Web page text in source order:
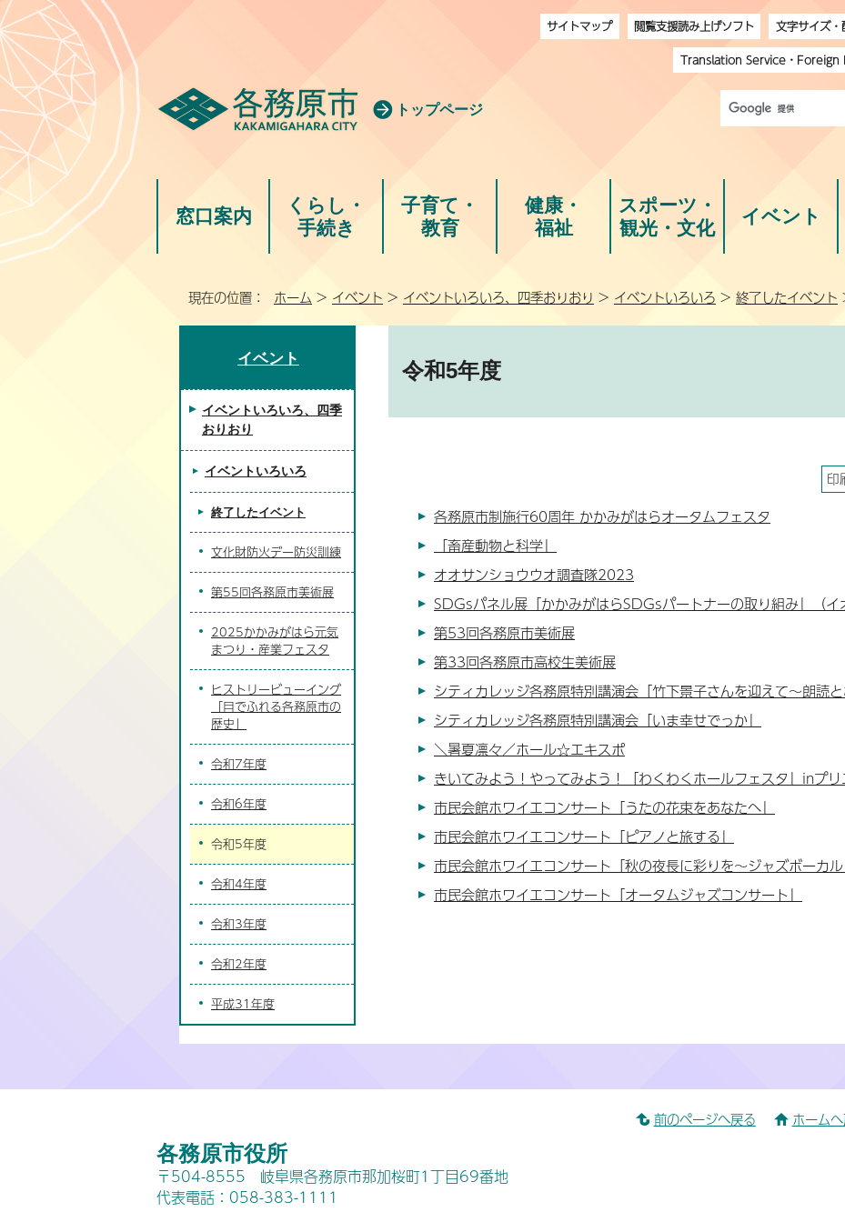
トップページ
サイトマップ 閲覧支援読み上げソフト
文字サイズ
Translation Service・ Foreign
窓口案内
くらし・
手続き
子育て・
教育
健康・
福祉
スポーツ・
観光・文化
イベント
現在の位置： ホーム > イベント > イベントいろいろ、四季おりおり > イベントいろいろ > 終了したイベント
令和5年度
印
各務原市制施行60周年 かかみがはらオータムフェスタ
「畜産動物と科学」
オオサンショウウオ調査隊2023
SDGsパネル展「かかみがはらSDGsパートナーの取り組み」（イ
第53回各務原市美術展
第33回各務原市高校生美術展
シティカレッジ各務原特別講演会「竹下景子さんを迎えて～朗読と
シティカレッジ各務原特別講演会「いま幸せでっか」
＼暑夏凛々／ホール☆エキスポ
きいてみよう！やってみよう！「わくわくホールフェスタ」inプ
市民会館ホワイエコンサート「うたの花束をあなたへ」
市民会館ホワイエコンサート「ピアノと旅する」
市民会館ホワイエコンサート「秋の夜長に彩りを～ジャズボーカル
市民会館ホワイエコンサート「オータムジャズコンサート」
イベント
イベントいろいろ、四季
おりおり
イベントいろいろ
終了したイベント
文化財防火デー防災訓練
第55回各務原市美術展
2025かかみがはら元気
まつり・産業フェスタ
ヒストリービューイング
「目でふれる各務原市の
歴史」
令和7年度
令和6年度
令和5年度
令和4年度
令和3年度
令和2年度
平成31年度
前のページへ戻る ホーム
各務原市役所
〒504-8555 岐阜県各務原市那加桜町1丁目69番地
代表電話：058-383-1111